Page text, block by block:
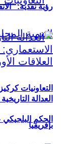
التعاونيات
بإفريقيا
رؤية نقدية:
العدالة
الحكم البلجيكي